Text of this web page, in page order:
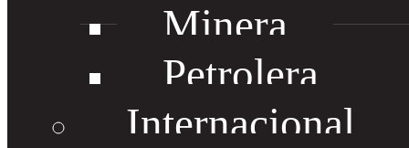
Minera
Petrolera
Internacional